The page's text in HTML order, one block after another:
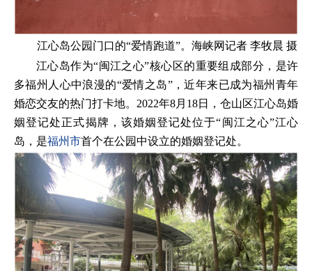
江心岛公园门口的“爱情跑道”。海峡网记者 李牧晨 摄
江心岛作为“闽江之心”核心区的重要组成部分，是许
多福州人心中浪漫的“爱情之岛”，近年来已成为福州青年
婚恋交友的热门打卡地。2022年8月18日，仓山区江心岛婚
姻登记处正式揭牌，该婚姻登记处位于“闽江之心”江心
岛，是福州市首个在公园中设立的婚姻登记处。